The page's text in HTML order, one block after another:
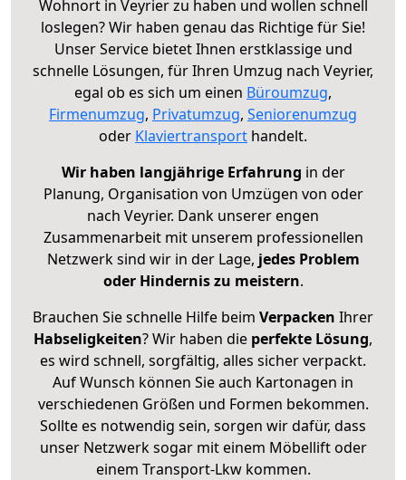
Wohnort in Veyrier zu haben und wollen schnell
loslegen? Wir haben genau das Richtige für Sie!
Unser Service bietet Ihnen erstklassige und
schnelle Lösungen, für Ihren Umzug nach Veyrier,
egal ob es sich um einen Büroumzug,
Firmenumzug, Privatumzug, Seniorenumzug
oder Klaviertransport handelt.
Wir haben langjährige Erfahrung in der
Planung, Organisation von Umzügen von oder
nach Veyrier. Dank unserer engen
Zusammenarbeit mit unserem professionellen
Netzwerk sind wir in der Lage, jedes Problem
oder Hindernis zu meistern.
Brauchen Sie schnelle Hilfe beim Verpacken Ihrer
Habseligkeiten? Wir haben die perfekte Lösung,
es wird schnell, sorgfältig, alles sicher verpackt.
Auf Wunsch können Sie auch Kartonagen in
verschiedenen Größen und Formen bekommen.
Sollte es notwendig sein, sorgen wir dafür, dass
unser Netzwerk sogar mit einem Möbellift oder
einem Transport-Lkw kommen.